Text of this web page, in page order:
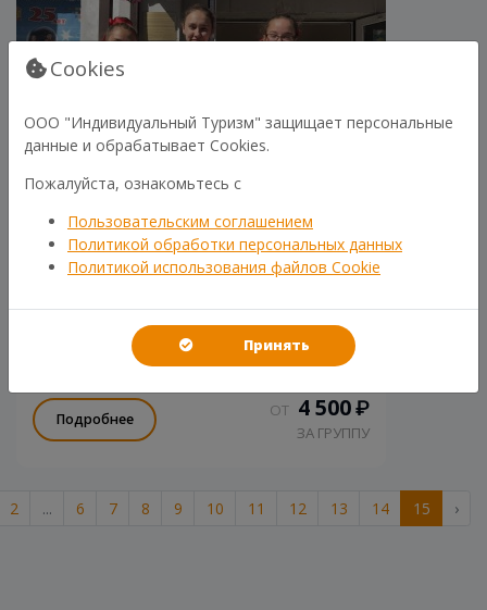
ОБЗОРНАЯ ЭКСКУРСИЯ ПО ГОРОДУ
ИСТОРИКО-КРАЕВЕДЧЕСКОГО МУЗЕЯ
"Родина Балтийского флота"- узнаем детали
в рассказе гида!
Подробнее ОТ 4 500₽
ЗА ГРУППУ
2 ... 6 7 8 9 10 11 12 13 14 15 ›
Cookies
ООО "Индивидуальный Туризм" защищает персональные
данные и обрабатывает Cookies.
Пожалуйста, ознакомьтесь с
Пользовательским соглашением
Политикой обработки персональных данных
Политикой использования файлов Cookie
Принять